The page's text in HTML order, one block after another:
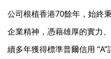
公司根植香港70餘年，始終
企業精神，憑藉雄厚的實力
續多年獲得標準普爾信用